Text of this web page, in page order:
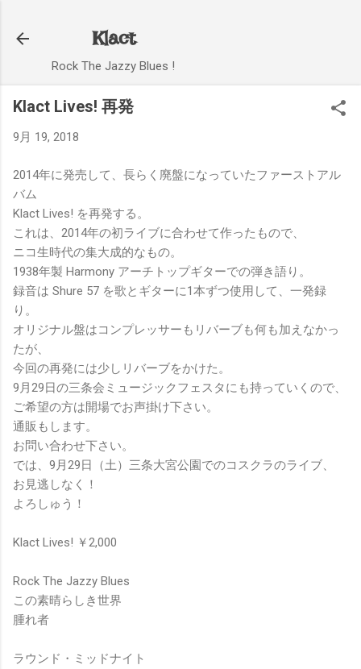
Klact
Rock The Jazzy Blues !
Klact Lives! 再発
9月 19, 2018
2014年に発売して、長らく廃盤になっていたファーストアル
バム
Klact Lives! を再発する。
これは、2014年の初ライブに合わせて作ったもので、
ニコ生時代の集大成的なもの。
1938年製 Harmony アーチトップギターでの弾き語り。
録音は Shure 57 を歌とギターに1本ずつ使用して、一発録
り。
オリジナル盤はコンプレッサーもリバーブも何も加えなかっ
たが、
今回の再発には少しリバーブをかけた。
9月29日の三条会ミュージックフェスタにも持っていくので、
ご希望の方は開場でお声掛け下さい。
通販もします。
お問い合わせ下さい。
では、9月29日（土）三条大宮公園でのコスクラのライブ、
お見逃しなく！
よろしゅう！
Klact Lives! ￥2,000
Rock The Jazzy Blues
この素晴らしき世界
腫れ者
ラウンド・ミッドナイト